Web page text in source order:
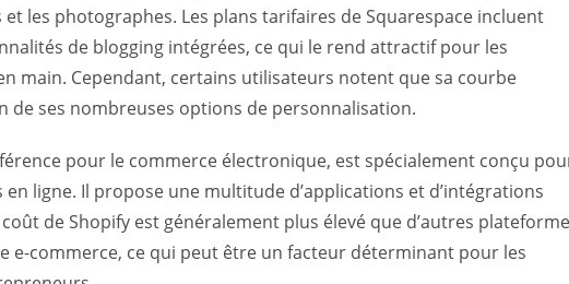
les photographes. Les plans tarifaires de Squarespace incluent
de blogging intégrées, ce qui le rend attractif pour les
main. Cependant, certains utilisateurs notent que sa courbe
de ses nombreuses options de personnalisation.
pour le commerce électronique, est spécialement conçu
ligne. Il propose une multitude d’applications et d’intégrations
de Shopify est généralement plus élevé que d’autres
e-commerce, ce qui peut être un facteur déterminant pour les